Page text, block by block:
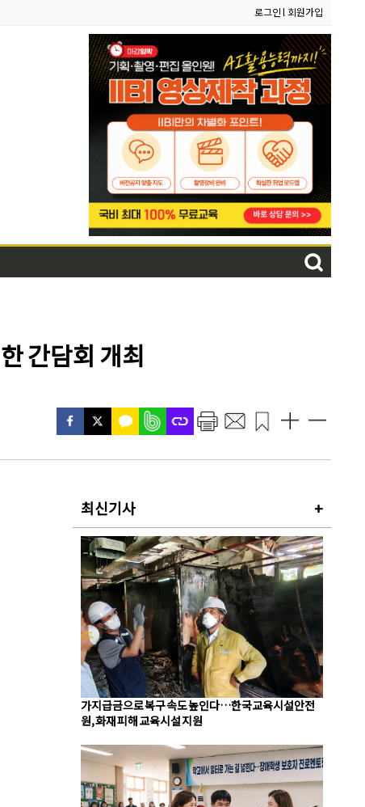
로그인l 회원가입
간담회 개최
최신기사 +
가지급금으로 복구 속도 높인다…한국교육시설안전
원, 화재 피해 교육시설 지원